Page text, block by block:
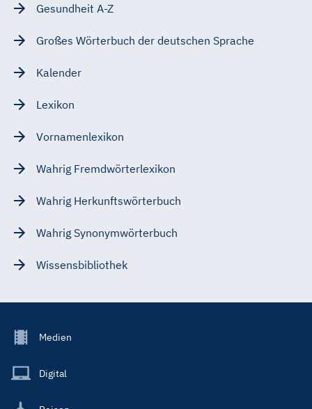
Gesundheit A-Z
Großes Wörterbuch der deutschen Sprache
Kalender
Lexikon
Vornamenlexikon
Wahrig Fremdwörterlexikon
Wahrig Herkunftswörterbuch
Wahrig Synonymwörterbuch
Wissensbibliothek
Footer
Main
Medien
Digital